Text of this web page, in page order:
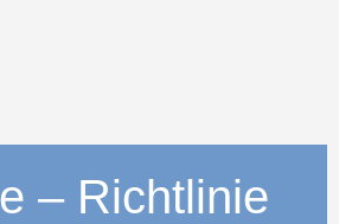
– Richtlinie